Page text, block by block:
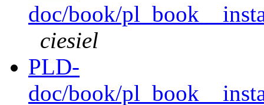
doc/book/
ciesiel
PLD-
doc/book/